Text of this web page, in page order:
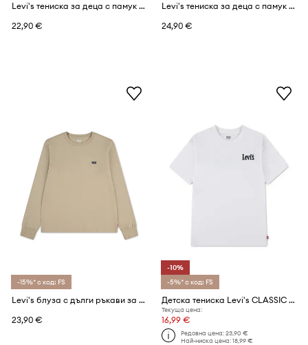
Levi's тениска за деца с памук BIG STRIPE TEE
22,90 €
Levi's тениска за деца с памук BIG STRIPE TEE
24,90 €
-15%* с код: FS
Levi's блуза с дълги ръкави за деца с памук GRAPHIC TEE SHIRT
23,90 €
-10%
-5%* с код: FS
Детска тениска Levi's CLASSIC AND CLEAN TEE
Текуща цена:
16,99 €
Редовна цена:23,90 €
Най-ниска цена:18,99 €